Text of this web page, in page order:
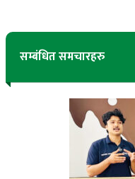
सम्बंधित समचारहरु